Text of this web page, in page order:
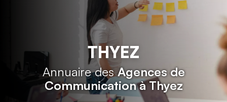
THYEZ
Annuaire desAgences de
Communication à Thyez